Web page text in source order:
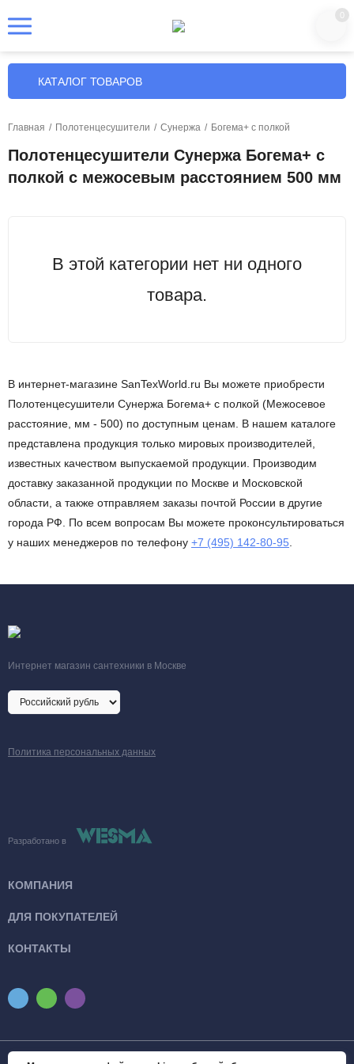
0
КАТАЛОГ ТОВАРОВ
Главная / Полотенцесушители / Сунержа / Богема+ с полкой
Полотенцесушители Сунержа Богема+ с
полкой с межосевым расстоянием 500 мм
В этой категории нет ни одного
товара.
В интернет-магазине SanTexWorld.ru Вы можете приобрести
Полотенцесушители Сунержа Богема+ с полкой (Межосевое
расстояние, мм - 500) по доступным ценам. В нашем каталоге
представлена продукция только мировых производителей,
известных качеством выпускаемой продукции. Производим
доставку заказанной продукции по Москве и Московской
области, а также отправляем заказы почтой России в другие
города РФ. По всем вопросам Вы можете проконсультироваться
у наших менеджеров по телефону +7 (495) 142-80-95
Интернет магазин сантехники в Москве
Политика персональных данных
Разработано в
КОМПАНИЯ
ДЛЯ ПОКУПАТЕЛЕЙ
КОНТАКТЫ